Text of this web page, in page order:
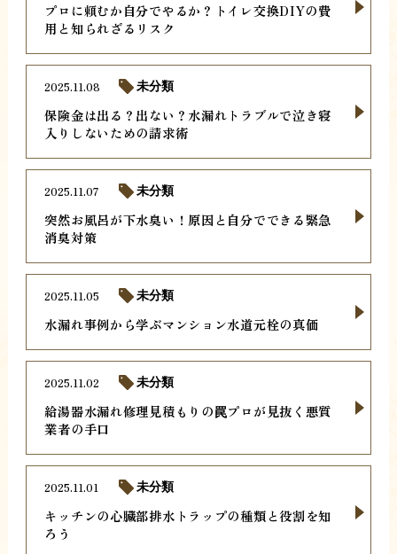
プロに頼むか自分でやるか？トイレ交換DIYの費
用と知られざるリスク
保険金は出る？出ない？水漏れトラブルで泣き寝
入りしないための請求術
2025.11.08 未分類
突然お風呂が下水臭い！原因と自分でできる緊急
消臭対策
2025.11.07 未分類
水漏れ事例から学ぶマンション水道元栓の真価
2025.11.05 未分類
給湯器水漏れ修理見積もりの罠プロが見抜く悪質
業者の手口
2025.11.02 未分類
キッチンの心臓部排水トラップの種類と役割を知
ろう
2025.11.01 未分類